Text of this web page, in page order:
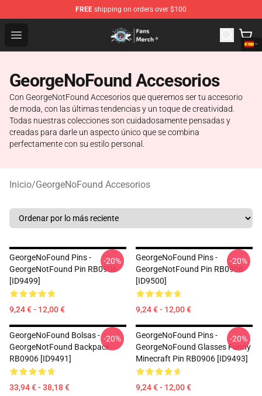
FREE shipping on orders over $100
Open menu
GeorgeNotFound Store - Official GeorgeNotFound
GeorgeNoFound Accesorios
Con GeorgeNotFound Accesorios que queremos ser tu accesorio
de moda, con las últimas tendencias y un toque de creatividad.
Todas nuestras colecciones son cuidadosamente pensadas y
creadas para darle un aspecto único que se combina
perfectamente con su estilo personal.
Inicio/GeorgeNoFound Accesorios
GeorgeNoFound Pins -
GeorgeNotFound Pin RB0906
[ID9499]
9,24 € - 12,00 €
-20%
GeorgeNoFound Pins -
GeorgeNotFound Pin RB0906
[ID9500]
9,24 € - 12,00 €
-20%
GeorgeNoFound Bolsas -
GeorgeNotFound Backpack
RB0906 [ID9491]
33,94 € - 38,18 €
-20%
GeorgeNoFound Pins -
GeorgeNoFound Glasses Funny
Minecraft Pin RB0906 [ID9493]
9,24 € - 12,00 €
-20%